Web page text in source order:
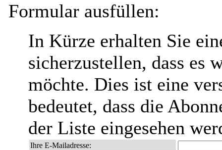
Formular ausfüllen:
In Kürze erhalten Sie
sicherzustellen, dass es
möchte. Dies ist eine
bedeutet, dass die
der Liste eingesehen
Ihre E-Mailadresse: